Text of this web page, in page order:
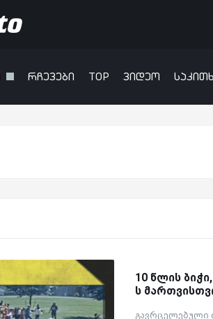
რჩევები TOP ვიდეო
10 წლის
ს
გავრცელებული